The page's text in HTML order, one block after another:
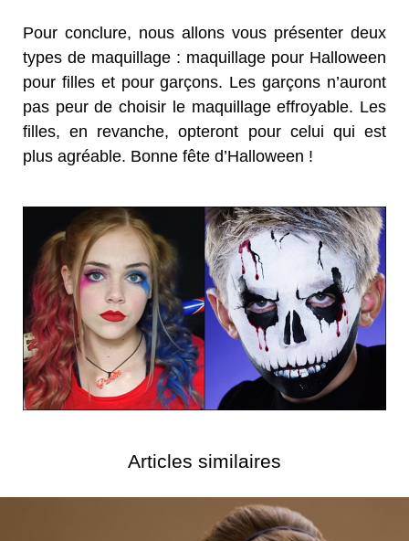
Pour conclure, nous allons vous présenter deux
types de maquillage : maquillage pour Halloween
pour filles et pour garçons. Les garçons n’auront
pas peur de choisir le maquillage effroyable. Les
filles, en revanche, opteront pour celui qui est
plus agréable. Bonne fête d’Halloween !
Articles similaires